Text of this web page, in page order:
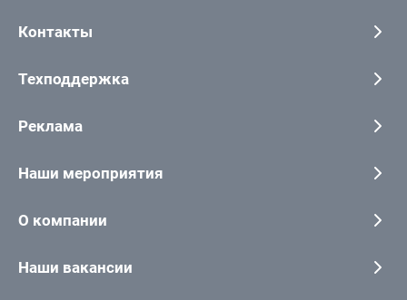
Контакты
Техподдержка
Реклама
Наши мероприятия
О компании
Наши вакансии